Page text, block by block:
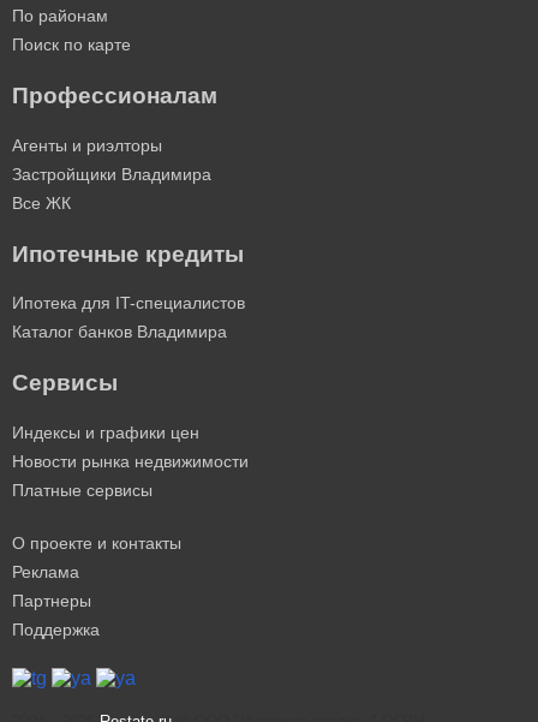
По районам
Поиск по карте
Профессионалам
Агенты и риэлторы
Застройщики Владимира
Все ЖК
Ипотечные кредиты
Ипотека для IT-специалистов
Каталог банков Владимира
Сервисы
Индексы и графики цен
Новости рынка недвижимости
Платные сервисы
О проекте и контакты
Реклама
Партнеры
Поддержка